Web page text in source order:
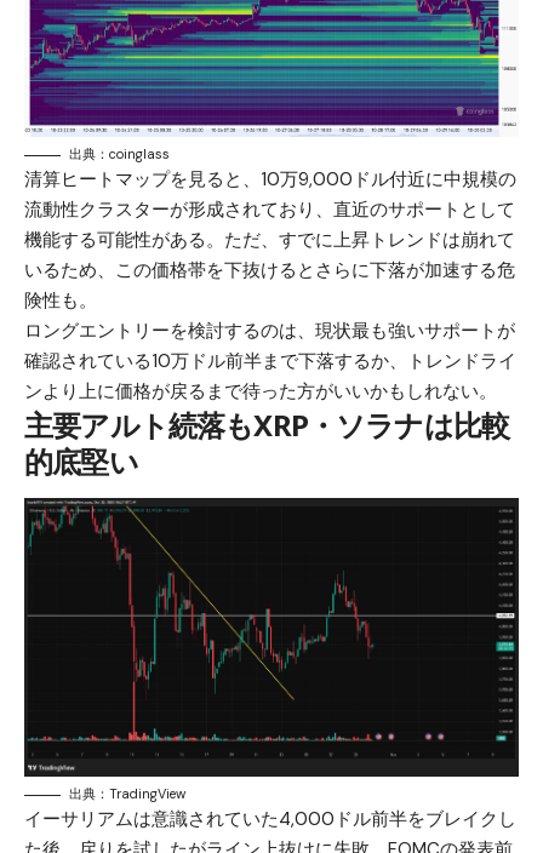
出典：coinglass
清算ヒートマップを見ると、10万9,000ドル付近に中規模の
流動性クラスターが形成されており、直近のサポートとして
機能する可能性がある。ただ、すでに上昇トレンドは崩れて
いるため、この価格帯を下抜けるとさらに下落が加速する危
険性も。
ロングエントリーを検討するのは、現状最も強いサポートが
確認されている10万ドル前半まで下落するか、トレンドライ
ンより上に価格が戻るまで待った方がいいかもしれない。
主要アルト続落もXRP・ソラナは比較
的底堅い
出典：TradingView
イーサリアムは意識されていた4,000ドル前半をブレイクし